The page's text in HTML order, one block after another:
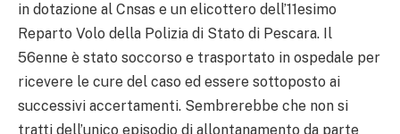
in dotazione al Cnsas e un elicottero dell’11esimo
Reparto Volo della Polizia di Stato di Pescara. Il
56enne è stato soccorso e trasportato in ospedale per
ricevere le cure del caso ed essere sottoposto ai
successivi accertamenti. Sembrerebbe che non si
tratti dell’unico episodio di allontanamento da parte